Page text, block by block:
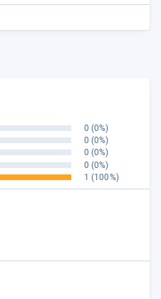
0 (0%)
0 (0%)
0 (0%)
0 (0%)
1 (100%)